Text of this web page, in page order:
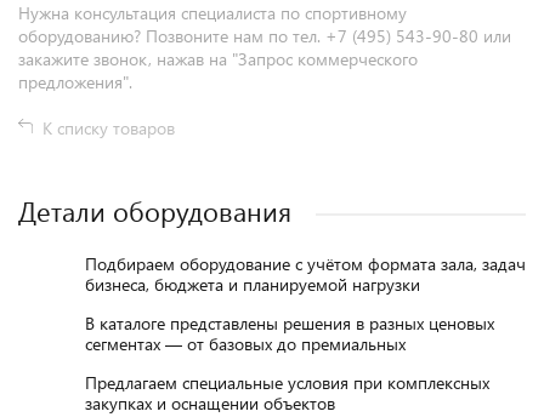
Нужна консультация специалиста по спортивному
оборудованию? Позвоните нам по тел. +7 (495) 543-90-80 или
закажите звонок, нажав на "Запрос коммерческого
предложения".
К списку товаров
Детали оборудования
Подбираем оборудование с учётом формата зала, задач
бизнеса, бюджета и планируемой нагрузки
В каталоге представлены решения в разных ценовых
сегментах — от базовых до премиальных
Предлагаем специальные условия при комплексных
закупках и оснащении объектов